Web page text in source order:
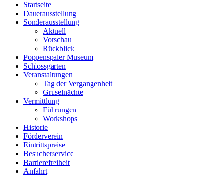
Startseite
Dauerausstellung
Sonderausstellung
Aktuell
Vorschau
Rückblick
Poppenspäler Museum
Schlossgarten
Veranstaltungen
Tag der Vergangenheit
Gruselnächte
Vermittlung
Führungen
Workshops
Historie
Förderverein
Eintrittspreise
Besucherservice
Barrierefreiheit
Anfahrt